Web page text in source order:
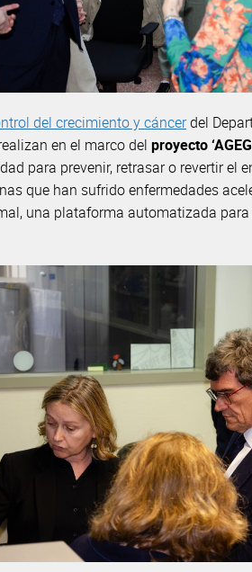
del crecimiento y cáncerdel
en el marco del proyecto
para prevenir, retrasar o revertir
que han sufrido enfermedades
una plataforma automatizada